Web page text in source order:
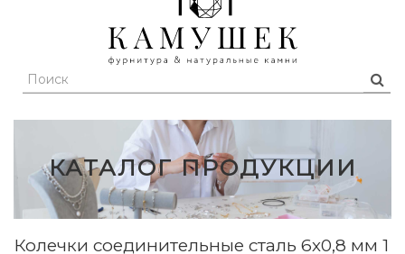
КАТАЛОГ ПРОДУКЦИИ
Колечки соединительные сталь 6х0,8 мм 1